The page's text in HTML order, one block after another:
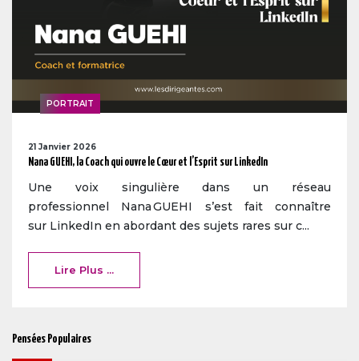
PORTRAIT
21 Janvier 2026
Nana GUEHI, la Coach qui ouvre le Cœur et l’Esprit sur LinkedIn
Une voix singulière dans un réseau
professionnel Nana GUEHI s’est fait connaître
sur LinkedIn en abordant des sujets rares sur c...
Lire Plus ...
Pensées Populaires